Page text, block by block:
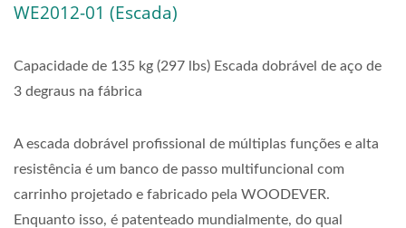
WE2012-01 (Escada)
Capacidade de 135 kg (297 lbs) Escada dobrável de aço de
3 degraus na fábrica
A escada dobrável profissional de múltiplas funções e alta
resistência é um banco de passo multifuncional com
carrinho projetado e fabricado pela WOODEVER.
Enquanto isso, é patenteado mundialmente, do qual